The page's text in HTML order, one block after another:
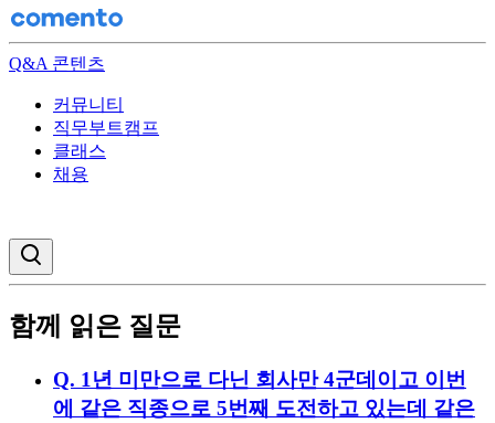
Q&A 콘텐츠
커뮤니티
직무부트캠프
클래스
채용
함께 읽은 질문
Q. 1년 미만으로 다닌 회사만 4군데이고 이번
에 같은 직종으로 5번째 도전하고 있는데 같은